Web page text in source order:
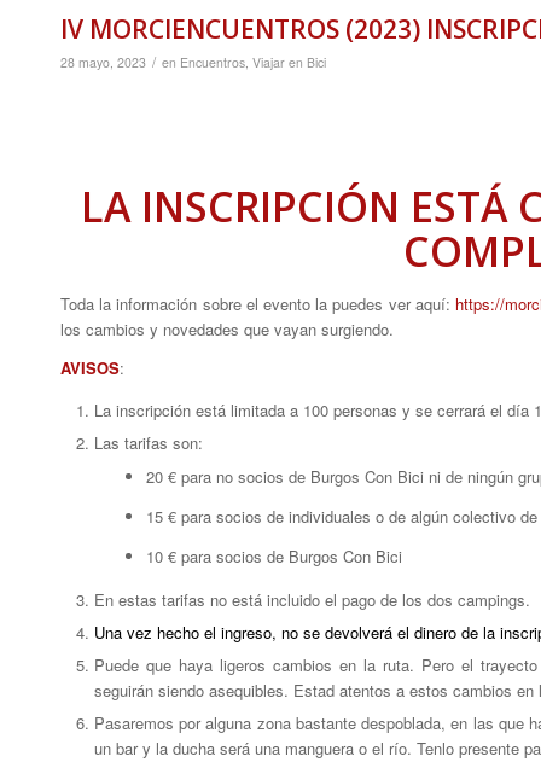
IV MORCIENCUENTROS (2023)
28 mayo, 2023 / en Encuentros, Viajar en Bici
LA INSCRIPCIÓN ESTÁ
Toda la información sobre el evento la puedes ver aquí: https://
los cambios y novedades que vayan surgiendo.
AVISOS:
La inscripción está limitada a 100 personas y se cerrará el
Las tarifas son:
20 € para no socios de Burgos Con Bici ni de ningún
15 € para socios de individuales o de algún colectivo
10 € para socios de Burgos Con Bici
En estas tarifas no está incluido el pago de los dos campings.
Una vez hecho el ingreso, no se devolverá el dinero de la
Puede que haya ligeros cambios en la ruta. Pero el
seguirán siendo asequibles. Estad atentos a estos cambios
Pasaremos por alguna zona bastante despoblada, en las
un bar y la ducha será una manguera o el río. Tenlo presente